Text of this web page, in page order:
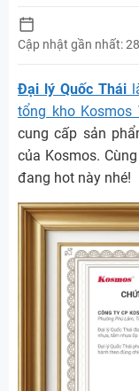
Cập nhật gần nhất:
Đại lý Quốc Thái
tổng kho
cung cấp sản
của Kosmos.
đang hot này nhé!